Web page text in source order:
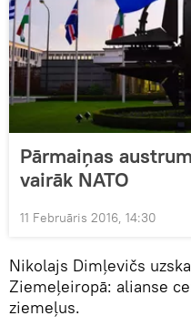
Pārmaiņas
vairāk NATO
11 Februāris 2016, 14:30
Nikolajs Dimļevičs
Ziemeļeiropā: alianse
ziemeļus.